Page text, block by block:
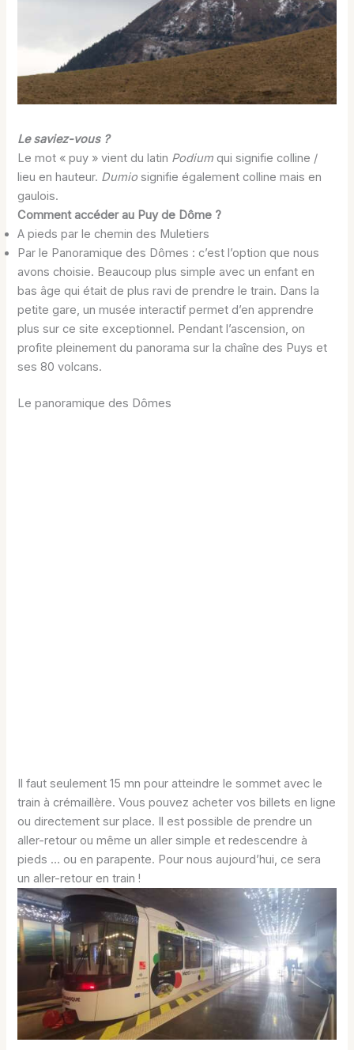
Le saviez-vous ?
Le mot « puy » vient du latin Podiumqui signifie colline /
lieu en hauteur. Dumiosignifie également colline mais en
gaulois.
Comment accéder au Puy de Dôme ?
A pieds par le chemin des Muletiers
Par le Panoramique des Dômes : c’est l’option que nous
avons choisie. Beaucoup plus simple avec un enfant en
bas âge qui était de plus ravi de prendre le train. Dans la
petite gare, un musée interactif permet d’en apprendre
plus sur ce site exceptionnel. Pendant l’ascension, on
profite pleinement du panorama sur la chaîne des Puys et
ses 80 volcans.
Le panoramique des Dômes
Il faut seulement 15 mn pour atteindre le sommet avec le
train à crémaillère. Vous pouvez acheter vos billets en ligne
ou directement sur place. Il est possible de prendre un
aller-retour ou même un aller simple et redescendre à
pieds … ou en parapente. Pour nous aujourd’hui, ce sera
un aller-retour en train !